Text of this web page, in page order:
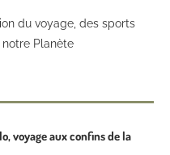
du voyage, des sports
Planète
voyage aux confins de la